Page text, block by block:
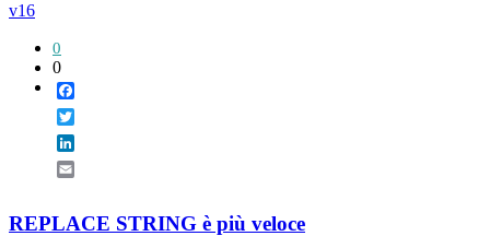
v16
0
0
REPLACE STRING è più veloce